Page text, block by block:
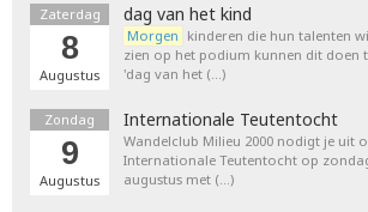
Zaterdag
8
Augustus
dag van het kind
Morgen kinderen die hun talenten
zien op het podium kunnen dit doen
'dag van het (…)
Zondag
9
Augustus
Internationale Teutentocht
Wandelclub Milieu 2000 nodigt je uit
Internationale Teutentocht op
augustus met (…)